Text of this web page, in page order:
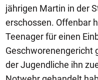
jährigen Martin in der
erschossen. Offenbar
Teenager für einen
Geschworenengericht
der Jugendliche ihn